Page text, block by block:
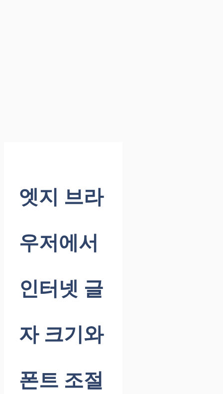
엣지 브라
우저에서
인터넷 글
자 크기와
폰트 조절